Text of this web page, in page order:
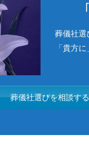
葬儀社選
「貴方
葬儀社選びを相談する